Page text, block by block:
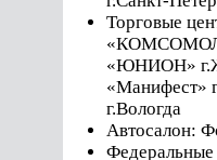
Торговые
«ЮНИОН»
«Манифест»
г.Вологда
Автосалон:
Федеральные